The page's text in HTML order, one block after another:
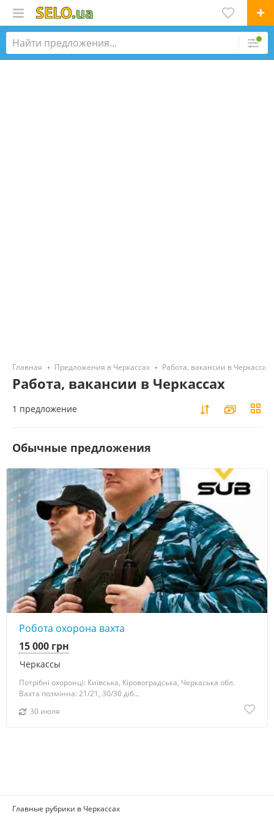
Главная Предложения в Черкассах Работа, вакансии в Черкассах
Работа, вакансии в Черкассах
1 предложение
Обычные предложения
Робота охорона вахта
Черкассы
15 000 грн
Потрібні охоронці: Київська, Кіровоградська, Черкаська обл.
Вахта позмінна: 21/21, 30/30 діб...
30 июля
Главные рубрики в Черкассах